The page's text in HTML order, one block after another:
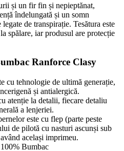
și un fir fin și nepieptănat,
îndelungată și un somn
de transpirație. Tesătura este
spălare, iar produsul are protecție
Ranforce Clasy
cu tehnologie de ultimă generație,
și antialergică.
atenție la detalii, fiecare detaliu
a lenjeriei.
este cu flep (parte peste
de pilotă cu nasturi ascunși sub
același imprimeu.
Bumbac